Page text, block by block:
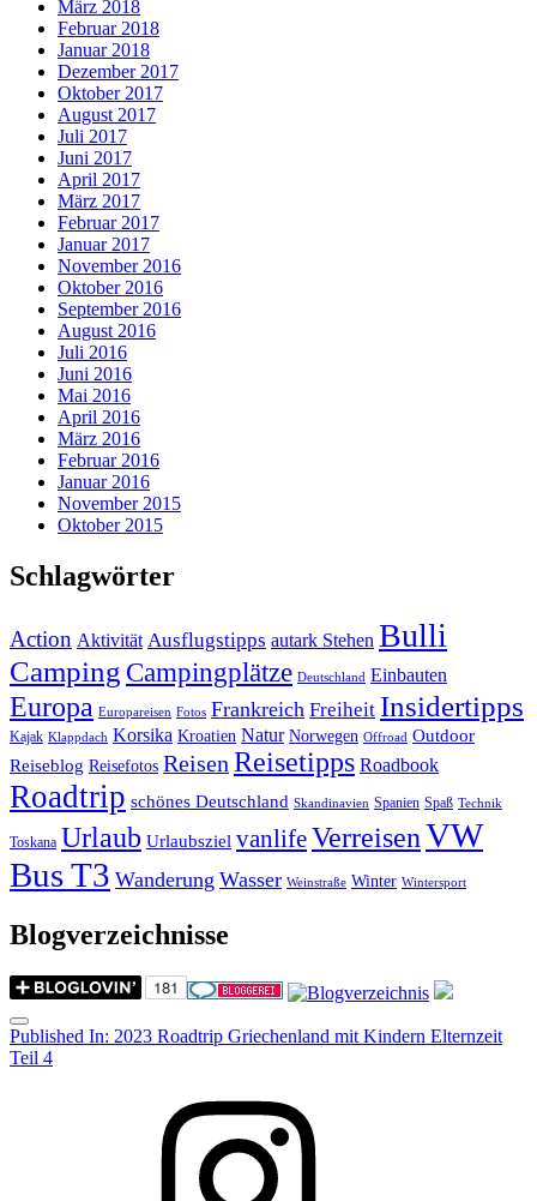
März 2018
Februar 2018
Januar 2018
Dezember 2017
Oktober 2017
August 2017
Juli 2017
Juni 2017
April 2017
März 2017
Februar 2017
Januar 2017
November 2016
Oktober 2016
September 2016
August 2016
Juli 2016
Juni 2016
Mai 2016
April 2016
März 2016
Februar 2016
Januar 2016
November 2015
Oktober 2015
Schlagwörter
Action Aktivität Ausflugstipps autark Stehen Bulli
Camping Campingplätze Deutschland Einbauten
Europa Europareisen Fotos Frankreich Freiheit Insidertipps
Kajak Klappdach Korsika Kroatien Natur Norwegen Offroad Outdoor
Reiseblog Reisefotos ReisenReisetipps Roadbook
Roadtrip schönes Deutschland Skandinavien Spanien Spaß Technik
Toskana Urlaub Urlaubsziel vanlifeVerreisenVW
Bus T3 Wanderung Wasser Weinstraße Winter Wintersport
Blogverzeichnisse
Menu
Post
navigation
Published In: 2023 Roadtrip Griechenland mit Kindern Elternzeit
Teil 4